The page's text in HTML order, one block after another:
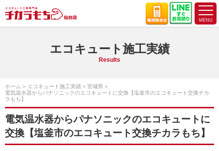
エコキュート施工実績
Results
ホーム エコキュート施工実績
宮城県
電気温水器からパナソニックのエコキュートに交換【塩釜市のエコキュート交換チカ
ラもち】
電気温水器からパナソニックのエコキュートに
交換【塩釜市のエコキュート交換チカラもち】